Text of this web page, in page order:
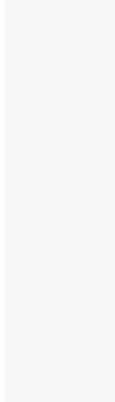
prévisions
Ces prévisions
peuvent ne pas refléter
Ces informations
doivent pas être
personnes. Pour cela,
[BILAN]
2026 –
Bilan climatique